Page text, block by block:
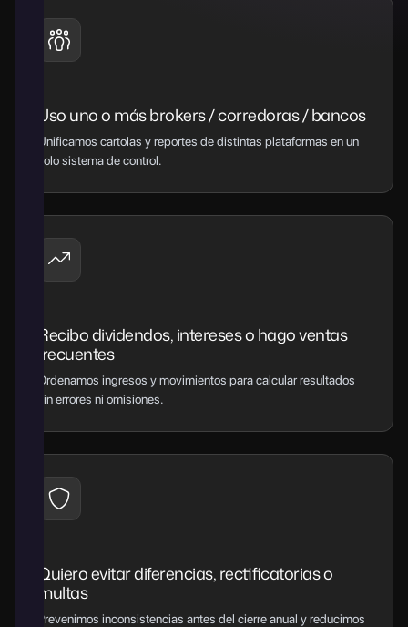
Uso uno o más brokers / corredoras / bancos
Unificamos cartolas y reportes de distintas plataformas en un
solo sistema de control.
Recibo dividendos, intereses o hago ventas
frecuentes
Ordenamos ingresos y movimientos para calcular resultados
sin errores ni omisiones.
Quiero evitar diferencias, rectificatorias o
multas
Prevenimos inconsistencias antes del cierre anual y reducimos